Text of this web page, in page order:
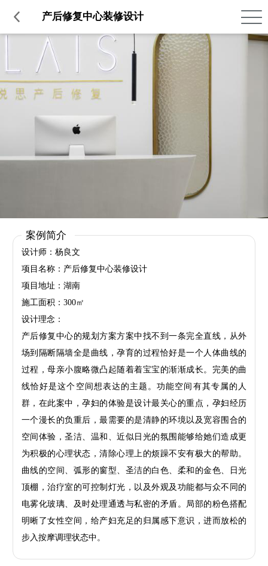
产后修复中心装修设计
案例简介
设计师：杨良文
项目名称：产后修复中心装修设计
项目地址：湖南
施工面积：300㎡
设计理念：
产后修复中心的规划方案方案中找不到一条完全直线，从外
场到隔断隔墙全是曲线，孕育的过程恰好是一个人体曲线的
过程，母亲小腹略微凸起随着着宝宝的渐渐成长。完美的曲
线恰好是这个空间想表达的主题。功能空间有其专属的人
群，在此案中，孕妇的体验是设计最关心的重点，孕妇经历
一个漫长的负重后，最需要的是清静的环境以及宽容围合的
空间体验，圣洁、温和、近似日光的氛围能够给她们造成更
为积极的心理状态，清除心理上的烦躁不安有极大的帮助。
曲线的空间、弧形的窗型、圣洁的白色、柔和的金色、日光
顶棚，治疗室的可控制灯光，以及外观及功能都与众不同的
电雾化玻璃、及时处理通透与私密的矛盾。局部的粉色搭配
明晰了女性空间，给产妇充足的归属感下意识，进而放松的
步入按摩调理状态中。